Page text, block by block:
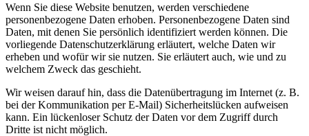
Wenn Sie diese Website benutzen, werden verschiedene
personenbezogene Daten erhoben. Personenbezogene Daten sind
Daten, mit denen Sie persönlich identifiziert werden können. Die
vorliegende Datenschutzerklärung erläutert, welche Daten wir
erheben und wofür wir sie nutzen. Sie erläutert auch, wie und zu
welchem Zweck das geschieht.
Wir weisen darauf hin, dass die Datenübertragung im Internet (z. B.
bei der Kommunikation per E-Mail) Sicherheitslücken aufweisen
kann. Ein lückenloser Schutz der Daten vor dem Zugriff durch
Dritte ist nicht möglich.